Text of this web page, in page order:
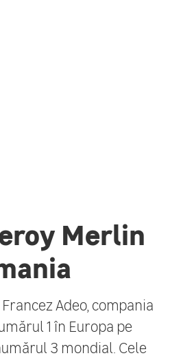
Merlin
Adeo, compania
1 în Europa pe
3 mondial. Cele